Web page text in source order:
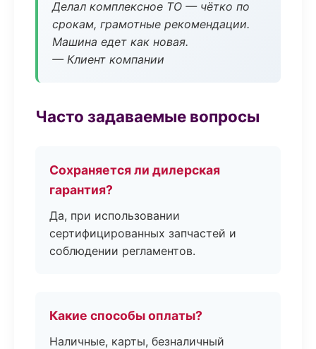
Делал комплексное ТО — чётко по
срокам, грамотные рекомендации.
Машина едет как новая.
— Клиент компании
Часто задаваемые вопросы
Сохраняется ли дилерская
гарантия?
Да, при использовании
сертифицированных запчастей и
соблюдении регламентов.
Какие способы оплаты?
Наличные, карты, безналичный